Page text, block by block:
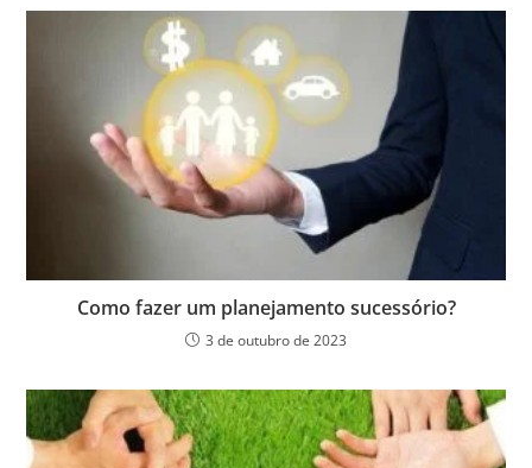
Como fazer um planejamento sucessório?
3 de outubro de 2023